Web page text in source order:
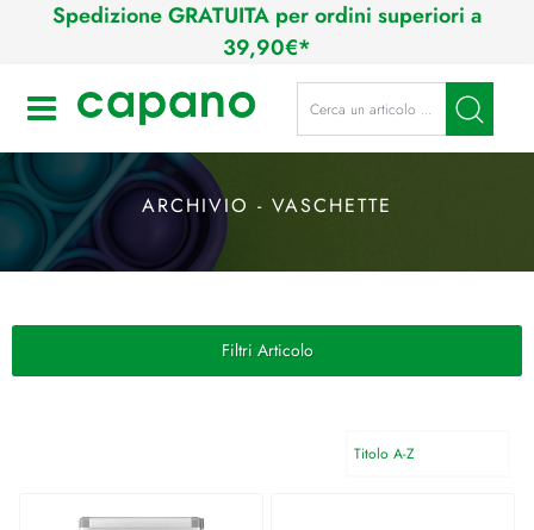
Spedizione GRATUITA per ordini superiori a
39,90€*
Open La modifica di un filtro
ARCHIVIO - VASCHETTE
Filtri Articolo